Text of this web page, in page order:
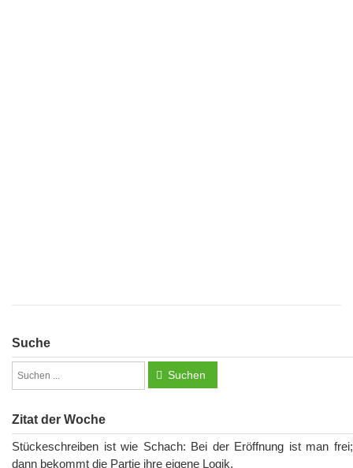
Suche
Suchen
Zitat der Woche
Stückeschreiben ist wie Schach: Bei der Eröffnung ist man frei;
dann bekommt die Partie ihre eigene Logik.